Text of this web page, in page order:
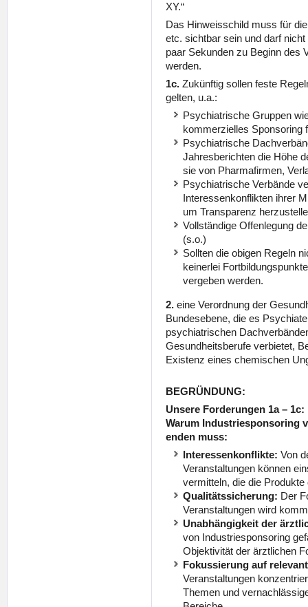
XY.“
Das Hinweisschild muss für
etc. sichtbar sein und darf
paar Sekunden zu Beginn des
werden.
1c. Zukünftig sollen feste
gelten, u.a.:
Psychiatrische Gruppen
kommerzielles Sponsoring
Psychiatrische
Jahresberichten die Höhe
sie von Pharmafirmen,
Psychiatrische Verbände
Interessenkonflikten ihrer
um Transparenz
Vollständige Offenlegung
(s.o.)
Sollten die obigen Regeln
keinerlei
vergeben werden.
2. eine Verordnung der
Bundesebene, die es
psychiatrischen
Gesundheitsberufe verbietet,
Existenz eines chemischen
BEGRÜNDUNG:
Unsere Forderungen 1a – 1c:
Warum Industriesponsoring
enden muss:
Interessenkonflikte: Von
Veranstaltungen können
vermitteln, die die
Qualitätssicherung: Der
Veranstaltungen wird
Unabhängigkeit der
von Industriesponsoring
Objektivität der ärztlichen
Fokussierung auf
Veranstaltungen
Themen und